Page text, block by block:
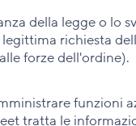
della legge o lo
richiesta
forze dell'ordine).
funzioni
tratta le